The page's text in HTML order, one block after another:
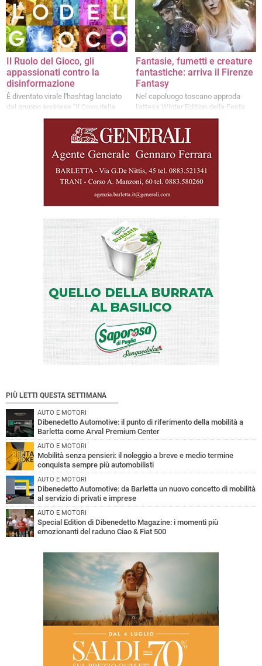
Il Ruolo del Gioco, gli
appassionati contro la
disinformazione
È diventato virale l'hashtag lanciato
dal gruppo andriese "Il Covo della
Fantasie, fumetti e creature
fantastiche: arriva il Firenze
Fantasy
Nel capoluogo toscano approda
l'attesa Winter Edition della Festa
dell’Unicorno
PIÙ LETTI QUESTA SETTIMANA
AUTO E MOTORI
Dibenedetto Automotive: il punto di riferimento della mobilità a
Barletta come Arval Premium Center
AUTO E MOTORI
Mobilità senza pensieri: il noleggio a breve e medio termine
conquista sempre più automobilisti
AUTO E MOTORI
Dibenedetto Automotive: da Barletta un nuovo concetto di mobilità
al servizio di privati e imprese
AUTO E MOTORI
Special Edition di Dibenedetto Magazine: i momenti più
emozionanti del raduno Ciao & Fiat 500